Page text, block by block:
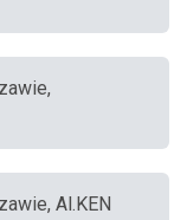
Al.KEN